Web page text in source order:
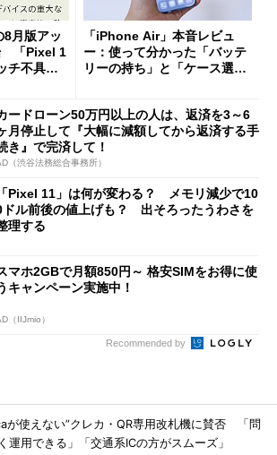
月版アッ
「Pixel 1
チ不具合
「iPhone Air」本音レビュ
ー：使って分かった「バッテ
リーの持ち」と「ケース選
ードローン50万円以上の人は、返済を3～6
月停止して『大幅に減額してから返済する手
き』で完済して！
（渋谷法務総合事務所）
「Pixel 11」は何が変わる？ メモリ減少で10
ドル前後の値上げも？ 出そろったうわさを
理する
マホ2GBで月額850円～ 格安SIMをお得に使
キャンペーン実施中！
（IIJmio）
Recommended by
が使えない”クレカ・QR専用改札機に賛否 「問
運用できる」「交通系ICの方がスムーズ」